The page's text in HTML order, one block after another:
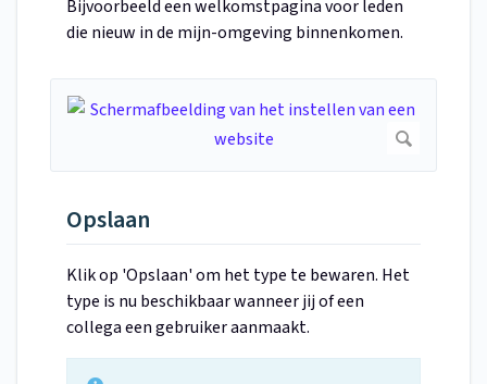
Bijvoorbeeld een welkomstpagina voor leden
die nieuw in de mijn-omgeving binnenkomen.
Opslaan
Klik op 'Opslaan' om het type te bewaren. Het
type is nu beschikbaar wanneer jij of een
collega een gebruiker aanmaakt.